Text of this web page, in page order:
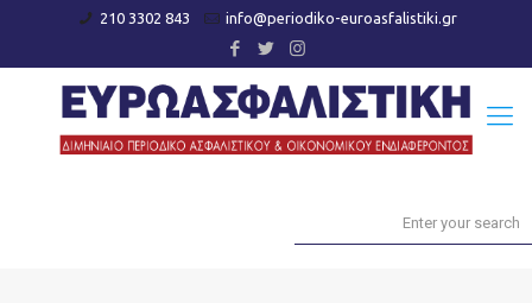
210 3302 843 info@periodiko-euroasfalistiki.gr